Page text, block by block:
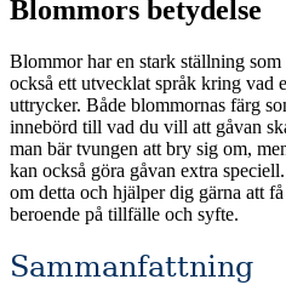
Blommors betydelse
Blommor har en stark ställning
också ett utvecklat språk kring vad
uttrycker. Både blommornas färg
innebörd till vad du vill att gåvan
man bär tvungen att bry sig om,
kan också göra gåvan extra speciell. Blombuden har stor kunskap
om detta och hjälper dig gärna att
beroende på tillfälle och syfte.
Sammanfattning